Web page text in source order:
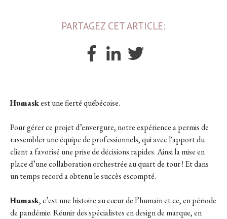
PARTAGEZ CET ARTICLE:
Humaskest une fierté québécoise.
Pour gérer ce projet d’envergure, notre expérience a permis de
rassembler une équipe de professionnels, qui avec l'apport du
client a favorisé une prise de décisions rapides. Ainsi la mise en
place d’une collaboration orchestrée au quart de tour ! Et dans
un temps record a obtenu le succès escompté.
Humask, c’est une histoire au cœur de l’humain et ce, en période
de pandémie. Réunir des spécialistes en design de marque, en